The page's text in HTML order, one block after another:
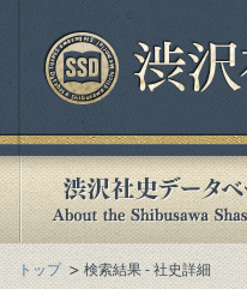
トップ 検索結果 - 社史詳細